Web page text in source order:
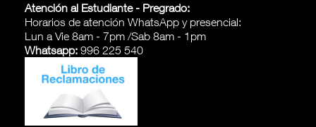
Atención al Estudiante - Pregrado:
Horarios de atención WhatsApp y presencial:
Lun a Vie 8am - 7pm /Sab 8am - 1pm
Whatsapp: 996 225 540